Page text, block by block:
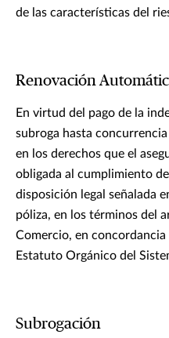
de las características del
Renovación
En virtud del pago de la
subroga hasta
en los derechos que el
obligada al cumplimiento
disposición legal señalada
póliza, en los términos del
Comercio, en
Estatuto Orgánico del
Subrogación